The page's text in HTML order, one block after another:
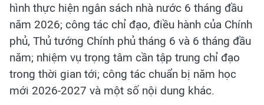
hình thực hiện ngân sách nhà nước 6 tháng đầu
năm 2026; công tác chỉ đạo, điều hành của Chính
phủ, Thủ tướng Chính phủ tháng 6 và 6 tháng đầu
năm; nhiệm vụ trọng tâm cần tập trung chỉ đạo
trong thời gian tới; công tác chuẩn bị năm học
mới 2026-2027 và một số nội dung khác.